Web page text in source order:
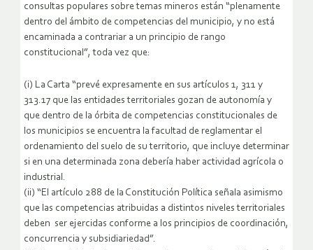
consultas populares sobre temas mineros están “plenamente
dentro del ámbito de competencias del municipio, y no está
encaminada a contrariar a un principio de rango
constitucional”, toda vez que:
(i) La Carta “prevé expresamente en sus artículos 1, 311 y
313.17 que las entidades territoriales gozan de autonomía y
que dentro de la órbita de competencias constitucionales de
los municipios se encuentra la facultad de reglamentar el
ordenamiento del suelo de su territorio, que incluye determinar
si en una determinada zona debería haber actividad agrícola o
industrial.
(ii) “El artículo 288 de la Constitución Política señala asimismo
que las competencias atribuidas a distintos niveles territoriales
deben ser ejercidas conforme a los principios de coordinación,
concurrencia y subsidiariedad”.